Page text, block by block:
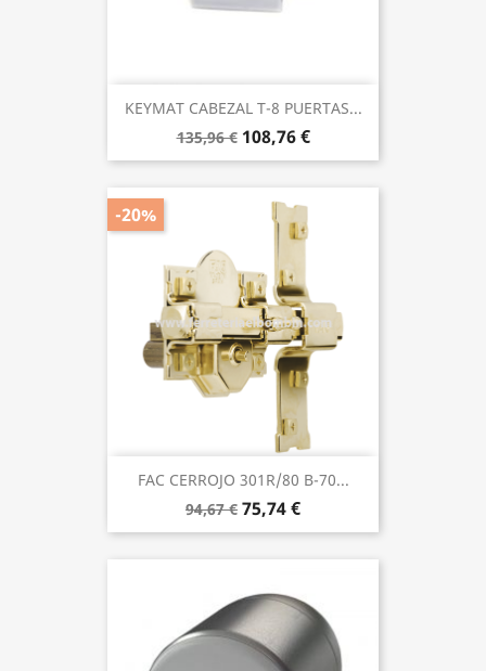
KEYMAT CABEZAL T-8 PUERTAS...
135,96 € 108,76 €
FAC CERROJO 301R/80 B-70...
94,67 € 75,74 €
-20%